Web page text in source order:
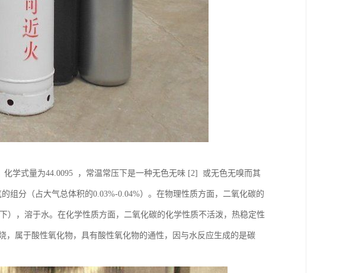
化学式量为44.0095 ，常温常压下是一种无色无味 [2] 或无色无嗅而其
组分（占大气总体积的0.03%-0.04%）。在物理性质方面，二氧化碳的
，溶于水。在化学性质方面，二氧化碳的化学性质不活泼，热稳定性
属于酸性氧化物，具有酸性氧化物的通性，因与水反应生成的是碳